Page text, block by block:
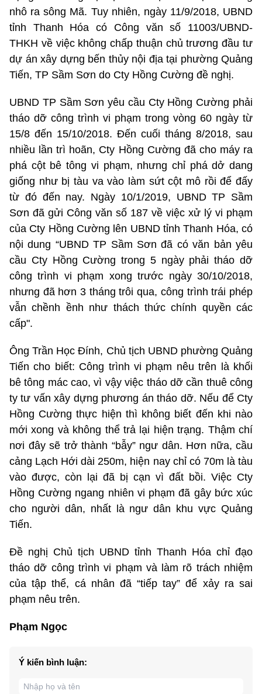
nhô ra sông Mã. Tuy nhiên, ngày 11/9/2018, UBND
tỉnh Thanh Hóa có Công văn số 11003/UBND-
THKH về việc không chấp thuận chủ trương đầu tư
dự án xây dựng bến thủy nội địa tại phường Quảng
Tiến, TP Sầm Sơn do Cty Hồng Cường đề nghị.
UBND TP Sầm Sơn yêu cầu Cty Hồng Cường phải
tháo dỡ công trình vi phạm trong vòng 60 ngày từ
15/8 đến 15/10/2018. Đến cuối tháng 8/2018, sau
nhiều lần trì hoãn, Cty Hồng Cường đã cho máy ra
phá cột bê tông vi phạm, nhưng chỉ phá dở dang
giống như bị tàu va vào làm sứt cột mô rồi để đấy
từ đó đến nay. Ngày 10/1/2019, UBND TP Sầm
Sơn đã gửi Công văn số 187 về việc xử lý vi phạm
của Cty Hồng Cường lên UBND tỉnh Thanh Hóa, có
nội dung “UBND TP Sầm Sơn đã có văn bản yêu
cầu Cty Hồng Cường trong 5 ngày phải tháo dỡ
công trình vi phạm xong trước ngày 30/10/2018,
nhưng đã hơn 3 tháng trôi qua, công trình trái phép
vẫn chềnh ềnh như thách thức chính quyền các
cấp".
Ông Trần Học Đính, Chủ tịch UBND phường Quảng
Tiến cho biết: Công trình vi phạm nêu trên là khối
bê tông mác cao, vì vậy việc tháo dỡ cần thuê công
ty tư vấn xây dựng phương án tháo dỡ. Nếu để Cty
Hồng Cường thực hiện thì không biết đến khi nào
mới xong và không thể trả lại hiện trạng. Thậm chí
nơi đây sẽ trở thành “bẫy” ngư dân. Hơn nữa, cầu
cảng Lạch Hới dài 250m, hiện nay chỉ có 70m là tàu
vào được, còn lại đã bị cạn vì đất bồi. Việc Cty
Hồng Cường ngang nhiên vi phạm đã gây bức xúc
cho người dân, nhất là ngư dân khu vực Quảng
Tiến.
Đề nghị Chủ tịch UBND tỉnh Thanh Hóa chỉ đạo
tháo dỡ công trình vi phạm và làm rõ trách nhiệm
của tập thể, cá nhân đã “tiếp tay” để xảy ra sai
phạm nêu trên.
Phạm Ngọc
Ý kiến bình luận: